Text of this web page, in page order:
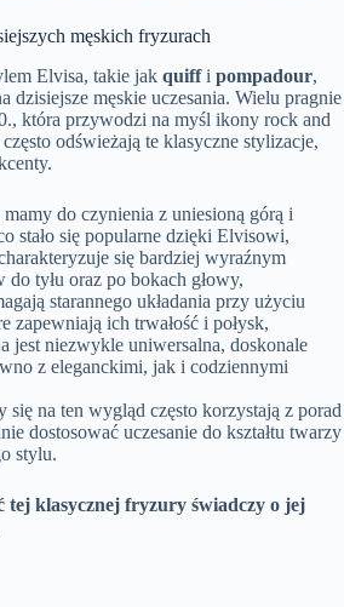
męskich fryzurach
Elvisa, takie jak quiffi pompadour,
dzisiejsze męskie uczesania. Wielu pragnie
która przywodzi na myśl ikony rock and
odświeżają te klasyczne stylizacje,
do czynienia z uniesioną górą i
stało się popularne dzięki Elvisowi,
się bardziej wyraźnym
do tyłu oraz po bokach głowy,
starannego układania przy użyciu
zapewniają ich trwałość i połysk,
jest niezwykle uniwersalna, doskonale
z eleganckimi, jak i codziennymi
się na ten wygląd często korzystają z porad
dostosować uczesanie do kształtu twarzy
stylu.
tej klasycznej fryzury świadczy o jej